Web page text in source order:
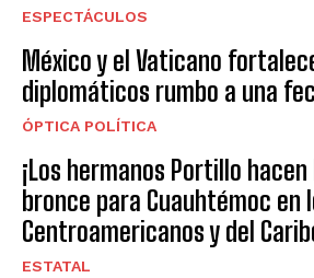
ESPECTÁCULOS
México y el Vaticano
diplomáticos rumbo a una
ÓPTICA POLÍTICA
¡Los hermanos Portillo
bronce para Cuauhtémoc en
Centroamericanos y del
ESTATAL